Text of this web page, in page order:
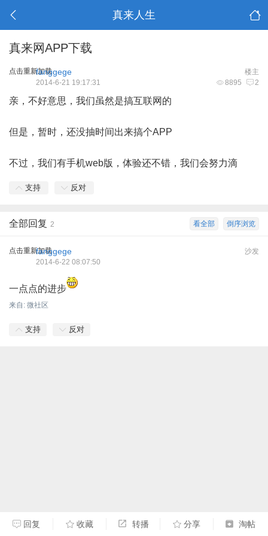
真来人生
真来网APP下载
点击重新加载 楼主
fanggege
8895 2
2014-6-21 19:17:31
亲，不好意思，我们虽然是搞互联网的
但是，暂时，还没抽时间出来搞个APP
不过，我们有手机web版，体验还不错，我们会努力滴
支持 反对
倒序浏览
看全部
全部回复 2
点击重新加载 沙发
fanggege
2014-6-22 08:07:50
一点点的进步
来自: 微社区
支持 反对
回复 收藏 转播 分享 淘帖